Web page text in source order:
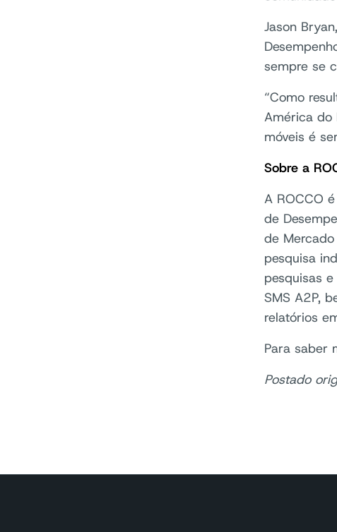
Jason
sempre se
“Como
América do
móveis é
Sobre a
A ROCCO
de
de
pesquisa
pesquisas
SMS A2P,
relatórios
Para saber
Postado